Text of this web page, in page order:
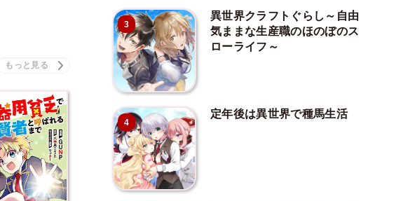
3
異世界クラフトぐらし～自由
気ままな生産職のほのぼのス
ローライフ～
4
定年後は異世界で種馬生活